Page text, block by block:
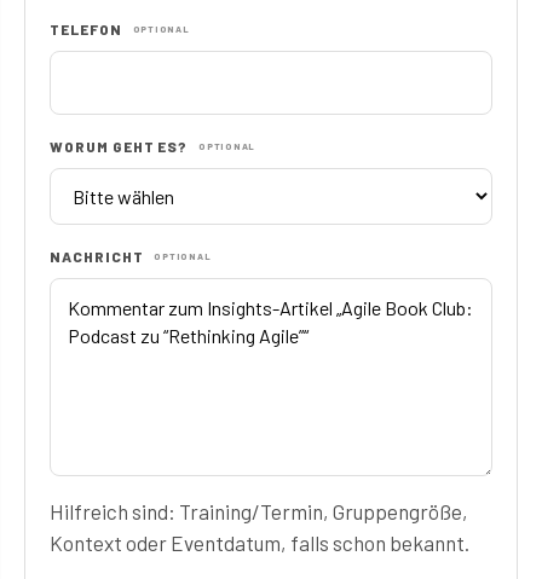
TELEFON OPTIONAL
WORUM GEHT ES? OPTIONAL
NACHRICHT OPTIONAL
Hilfreich sind: Training/Termin, Gruppengröße,
Kontext oder Eventdatum, falls schon bekannt.